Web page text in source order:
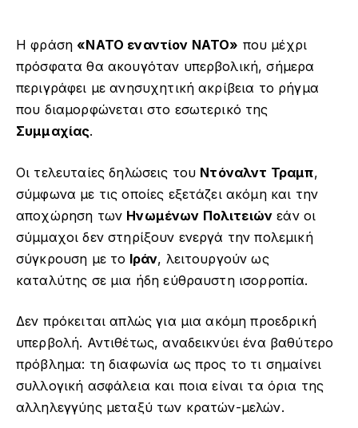
ρ
α
μ
μ
α
ν
α
π
α
ρ
α
ω
γ
ή
ς
Ή
Η φράση «ΝΑΤΟ εναντίον ΝΑΤΟ» που μέχρι
πρόσφατα θα ακουγόταν υπερβολική, σήμερα
περιγράφει με ανησυχητική ακρίβεια το ρήγμα
που διαμορφώνεται στο εσωτερικό της
Συμμαχίας.
Οι τελευταίες δηλώσεις του Ντόναλντ Τραμπ,
σύμφωνα με τις οποίες εξετάζει ακόμη και την
αποχώρηση των Ηνωμένων Πολιτειών εάν οι
σύμμαχοι δεν στηρίξουν ενεργά την πολεμική
σύγκρουση με το Ιράν, λειτουργούν ως
καταλύτης σε μια ήδη εύθραυστη ισορροπία.
Δεν πρόκειται απλώς για μια ακόμη προεδρική
υπερβολή. Αντιθέτως, αναδεικνύει ένα βαθύτερο
πρόβλημα: τη διαφωνία ως προς το τι σημαίνει
συλλογική ασφάλεια και ποια είναι τα όρια της
αλληλεγγύης μεταξύ των κρατών-μελών.